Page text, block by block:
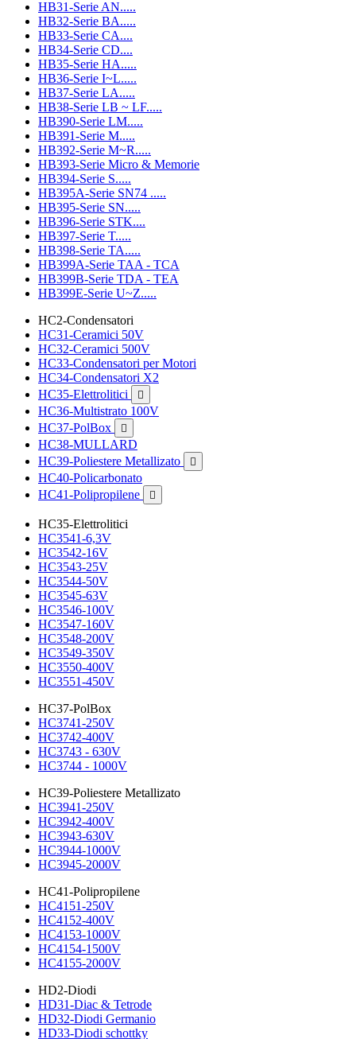
HB31-Serie AN.....
HB32-Serie BA.....
HB33-Serie CA....
HB34-Serie CD....
HB35-Serie HA.....
HB36-Serie I~L.....
HB37-Serie LA.....
HB38-Serie LB ~ LF.....
HB390-Serie LM.....
HB391-Serie M.....
HB392-Serie M~R.....
HB393-Serie Micro & Memorie
HB394-Serie S.....
HB395A-Serie SN74 .....
HB395-Serie SN.....
HB396-Serie STK....
HB397-Serie T.....
HB398-Serie TA.....
HB399A-Serie TAA - TCA
HB399B-Serie TDA - TEA
HB399E-Serie U~Z.....
HC2-Condensatori
HC31-Ceramici 50V
HC32-Ceramici 500V
HC33-Condensatori per Motori
HC34-Condensatori X2
HC35-Elettrolitici

HC36-Multistrato 100V
HC37-PolBox

HC38-MULLARD
HC39-Poliestere Metallizato

HC40-Policarbonato
HC41-Polipropilene

HC35-Elettrolitici
HC3541-6,3V
HC3542-16V
HC3543-25V
HC3544-50V
HC3545-63V
HC3546-100V
HC3547-160V
HC3548-200V
HC3549-350V
HC3550-400V
HC3551-450V
HC37-PolBox
HC3741-250V
HC3742-400V
HC3743 - 630V
HC3744 - 1000V
HC39-Poliestere Metallizato
HC3941-250V
HC3942-400V
HC3943-630V
HC3944-1000V
HC3945-2000V
HC41-Polipropilene
HC4151-250V
HC4152-400V
HC4153-1000V
HC4154-1500V
HC4155-2000V
HD2-Diodi
HD31-Diac & Tetrode
HD32-Diodi Germanio
HD33-Diodi schottky